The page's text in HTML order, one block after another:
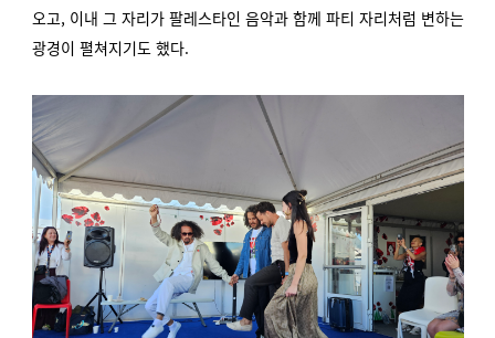
오고, 이내 그 자리가 팔레스타인 음악과 함께 파티 자리처럼 변하는
광경이 펼쳐지기도 했다.